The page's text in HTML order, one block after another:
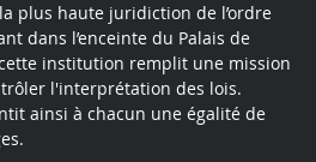
plus haute juridiction de l’ordre
dans l’enceinte du Palais de
institution remplit une mission
l'interprétation des lois.
ainsi à chacun une égalité de